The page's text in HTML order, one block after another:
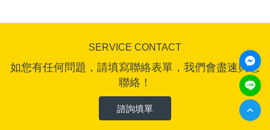
SERVICE CONTACT
如您有任何問題，請填寫聯絡表單，我們會盡速與您
聯絡！
諮詢填單